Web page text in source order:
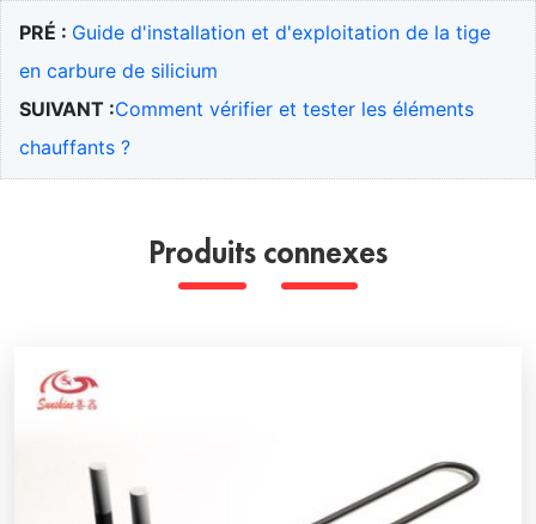
PRÉ : Guide d'installation et d'exploitation de la tige
en carbure de silicium
SUIVANT :Comment vérifier et tester les éléments
chauffants ?
Produits connexes